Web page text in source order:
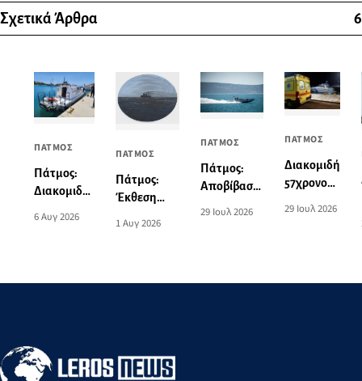
Σχετικά Άρθρα 6
ΠΑΤΜΟΣ
Πάτμος:
Διακομιδή
στη Λέρο
σκάφος του
6 Αυγ 2026
ΠΑΤΜΟΣ
Πάτμος:
Έκθεση
του Norman
Σταύρακα
1 Αυγ 2026
ΠΑΤΜΟΣ
Πάτμος:
Αποβίβαση
29 Ιουλ 2026
ΠΑΤΜΟΣ
Διακομιδή
57χρονου
29 Ιουλ 2026